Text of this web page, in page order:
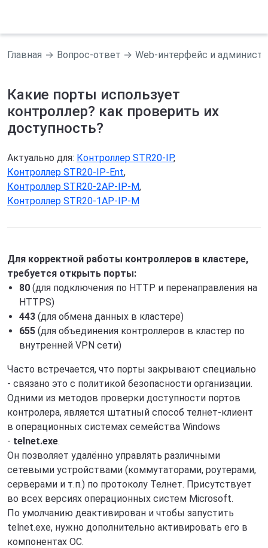
Главная Вопрос-ответ Web-интерфейс и
Какие порты использует
контроллер? как проверить их
доступность?
Актуально для: Контроллер STR20-IP,
Контроллер STR20-IP-Ent,
Контроллер STR20-2AP-IP-М,
Контроллер STR20-1AP-IP-М
Для корректной работы контроллеров в кластере,
требуется открыть порты:
80 (для подключения по HTTP и перенаправления на
HTTPS)
443 (для обмена данных в кластере)
655 (для объединения контроллеров в кластер по
внутренней VPN сети)
Часто встречается, что порты закрывают специально
- связано это с политикой безопасности организации.
Одними из методов проверки доступности портов
контролера, является штатный cпособ телнет-клиент
в операционных системах семейства Windows
- telnet.exe.
Он позволяет удалённо управлять различными
сетевыми устройствами (коммутаторами, роутерами,
серверами и т.п.) по протоколу Телнет. Присутствует
во всех версиях операционных систем Microsoft.
По умолчанию деактивирован и чтобы запустить
telnet.exe, нужно дополнительно активировать его в
компонентах ОС.